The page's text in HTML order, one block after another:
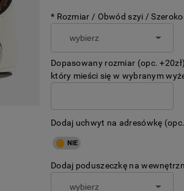
* Rozmiar / Obwód szyi /
Dopasowany rozmiar (opc.
który mieści się w wybranym
Dodaj uchwyt na adresówkę
Dodaj poduszeczkę na